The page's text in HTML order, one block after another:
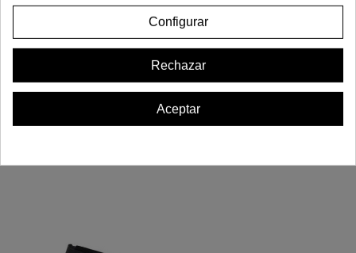
16 OTROS PRODUCTOS EN LA MISMA CATEGORÍA:
Configurar
Rechazar
Aceptar